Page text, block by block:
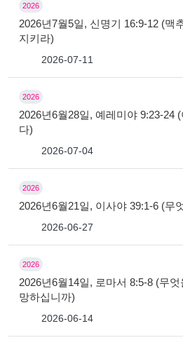
2026
2026년7월5일, 신명기 16:9-12 (맥
지키라)
2026-07-11
2026
2026년6월28일, 예레미야 9:23-24
다)
2026-07-04
2026
2026년6월21일, 이사야 39:1-6 (무
2026-06-27
2026
2026년6월14일, 로마서 8:5-8 (무
망하십니까)
2026-06-14